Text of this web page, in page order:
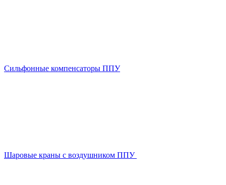
Сильфонные компенсаторы ППУ
Шаровые краны с воздушником ППУ